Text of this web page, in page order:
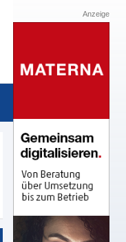
Anzeige